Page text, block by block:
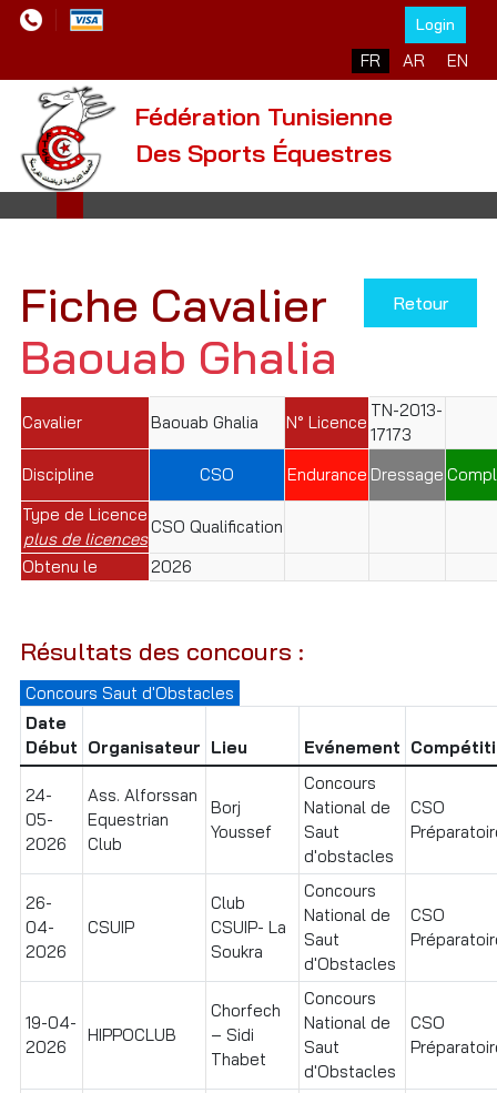
Login
Sélectionnez votre
FR AR EN
Fédération Tunisienne
Des Sports Équestres
Retour
Fiche Cavalier
Baouab Ghalia
Cavalier Baouab Ghalia N° Licence
TN-2013-
17173
Discipline
CSO Endurance Dressage
Type de Licence
plus de licences
CSO Qualification
Obtenu le
2026
Résultats des concours :
Concours Saut d'Obstacles
Date
Début Organisateur Lieu Evénement
24-
05-
2026
Ass. Alforssan
Equestrian
Club
Borj
Youssef
Concours
National de
Saut
d'obstacles
CSO
26-
04-
2026
CSUIP
Club
CSUIP- La
Soukra
Concours
National de
Saut
d'Obstacles
CSO
19-04-
2026
HIPPOCLUB
Chorfech
– Sidi
Thabet
Concours
National de
Saut
d'Obstacles
CSO